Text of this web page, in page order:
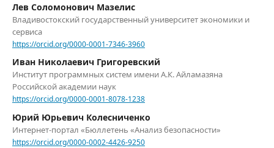
Лев Соломонович Мазелис
Владивостокский государственный университет экономики и
сервиса
https://orcid.org/0000-0001-7346-3960
Иван Николаевич Григоревский
Институт программных систем имени А.К. Айламазяна
Российской академии наук
https://orcid.org/0000-0001-8078-1238
Юрий Юрьевич Колесниченко
Интернет-портал «Бюллетень «Анализ безопасности»
https://orcid.org/0000-0002-4426-9250